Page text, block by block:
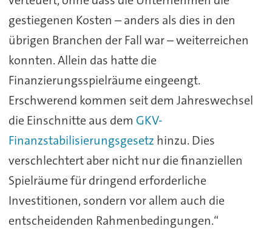
gestiegenen Kosten – anders als dies in den
übrigen Branchen der Fall war – weiterreichen
konnten. Allein das hatte die
Finanzierungsspielräume eingeengt.
Erschwerend kommen seit dem Jahreswechsel
die Einschnitte aus dem GKV-
Finanzstabilisierungsgesetz hinzu. Dies
verschlechtert aber nicht nur die finanziellen
Spielräume für dringend erforderliche
Investitionen, sondern vor allem auch die
entscheidenden Rahmenbedingungen.“